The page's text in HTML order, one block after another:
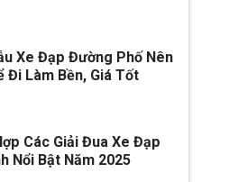
Xe Đạp Đường Phố Nên
Đi Làm Bền, Giá Tốt
Các Giải Đua Xe Đạp
Nổi Bật Năm 2025